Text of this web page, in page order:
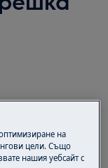
на
цели. Също
нашия уебсайт с